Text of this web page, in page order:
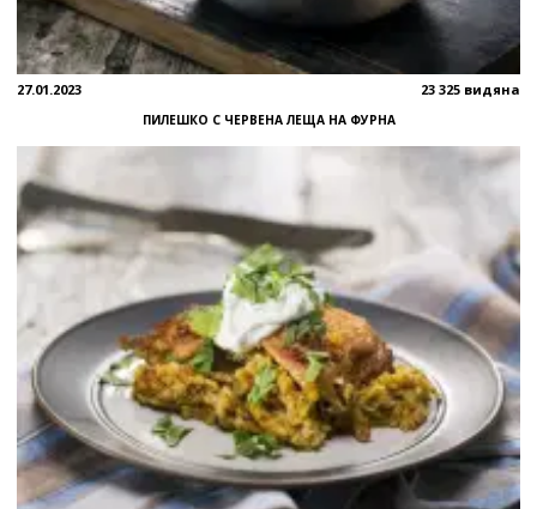
27.01.2023 23 325 видяна
ПИЛЕШКО С ЧЕРВЕНА ЛЕЩА НА ФУРНА